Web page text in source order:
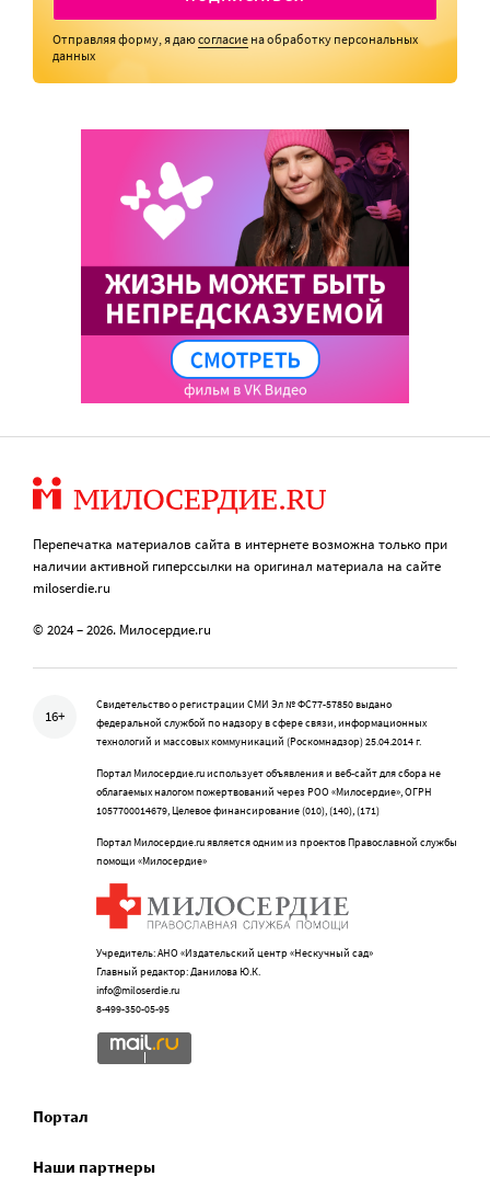
Отправляя форму, я даюсогласие на обработку персональных
данных
Перепечатка материалов сайта в интернете возможна только при
наличии активной гиперссылки на оригинал материала на сайте
miloserdie.ru
© 2024 – 2026. Милосердие.ru
16+
Свидетельство о регистрации СМИ Эл № ФС77-57850 выдано
федеральной службой по надзору в сфере связи, информационных
технологий и массовых коммуникаций (Роскомнадзор) 25.04.2014 г.
Портал Милосердие.ru использует объявления и веб-сайт для сбора не
облагаемых налогом пожертвований через РОО «Милосердие», ОГРН
1057700014679, Целевое финансирование (010), (140), (171)
Портал Милосердие.ru является одним из проектов Православной службы
помощи «Милосердие»
Учредитель: АНО «Издательский центр «Нескучный сад»
Главный редактор: Данилова Ю.К.
info@miloserdie.ru
8-499-350-05-95
Портал
Наши партнеры